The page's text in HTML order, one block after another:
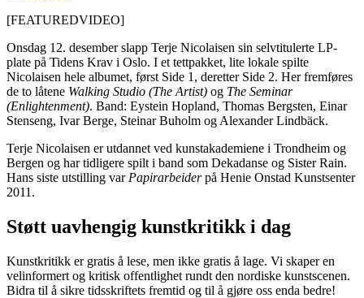
[FEATUREDVIDEO]
Onsdag 12. desember slapp Terje Nicolaisen sin selvtitulerte LP-
plate på Tidens Krav i Oslo. I et tettpakket, lite lokale spilte
Nicolaisen hele albumet, først Side 1, deretter Side 2. Her fremføres
de to låtene Walking Studio (The Artist) og The Seminar
(Enlightenment). Band: Eystein Hopland, Thomas Bergsten, Einar
Stenseng, Ivar Berge, Steinar Buholm og Alexander Lindbäck.
Terje Nicolaisen er utdannet ved kunstakademiene i Trondheim og
Bergen og har tidligere spilt i band som Dekadanse og Sister Rain.
Hans siste utstilling var Papirarbeiderpå Henie Onstad Kunstsenter
2011.
Støtt uavhengig kunstkritikk i dag
Kunstkritikk er gratis å lese, men ikke gratis å lage. Vi skaper en
velinformert og kritisk offentlighet rundt den nordiske kunstscenen.
Bidra til å sikre tidsskriftets fremtid og til å gjøre oss enda bedre!